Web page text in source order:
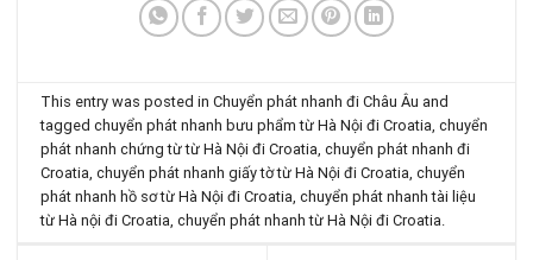
This entry was posted inChuyển phát nhanh đi Châu Âu and
taggedchuyển phát nhanh bưu phẩm từ Hà Nội đi Croatia,chuyển
phát nhanh chứng từ từ Hà Nội đi Croatia,chuyển phát nhanh đi
Croatia,chuyển phát nhanh giấy tờ từ Hà Nội đi Croatia,chuyển
phát nhanh hồ sơ từ Hà Nội đi Croatia,chuyển phát nhanh tài liệu
từ Hà nội đi Croatia,chuyển phát nhanh từ Hà Nội đi Croatia.